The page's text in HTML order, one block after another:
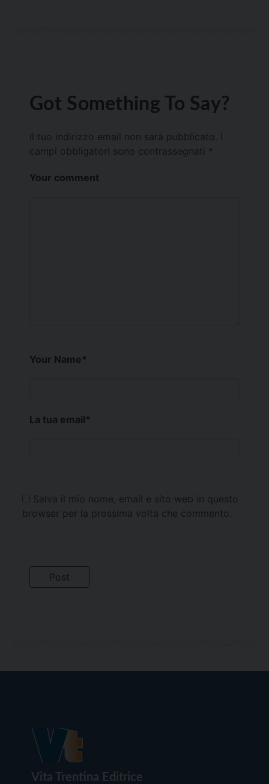
Got Something To Say?
Il tuo indirizzo email non sarà pubblicato.
campi obbligatori sono contrassegnati *
Your comment
Your Name*
La tua email*
Salva il mio nome, email e sito web in questo
browser per la prossima volta che commento.
Vita Trentina Editrice